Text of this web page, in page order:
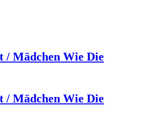
Mädchen Wie Die
Mädchen Wie Die